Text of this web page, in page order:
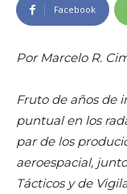
Facebook
Por Marcelo R.
Fruto de años de
puntual en los
par de los
aeroespacial,
Tácticos y de